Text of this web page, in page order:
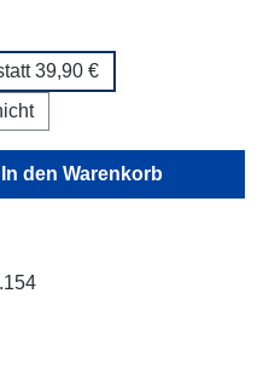
39,90 €
gewünschten
In den Warenkorb